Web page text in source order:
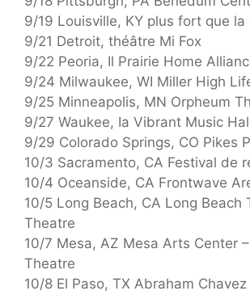
9/19 Louisville, KY plus fort que la
9/21 Detroit, théâtre Mi Fox
9/22 Peoria, Il Prairie Home
9/24 Milwaukee, WI Miller High
9/25 Minneapolis, MN Orpheum
9/27 Waukee, Ia Vibrant Music
9/29 Colorado Springs, CO Pikes
10/3 Sacramento, CA Festival de
10/4 Oceanside, CA Frontwave
10/5 Long Beach, CA Long Beach
Theatre
10/7 Mesa, AZ Mesa Arts Center
Theatre
10/8 El Paso, TX Abraham